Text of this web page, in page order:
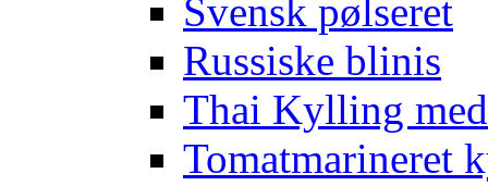
Svensk pølseret
Russiske blinis
Thai Kylling
Tomatmarineret